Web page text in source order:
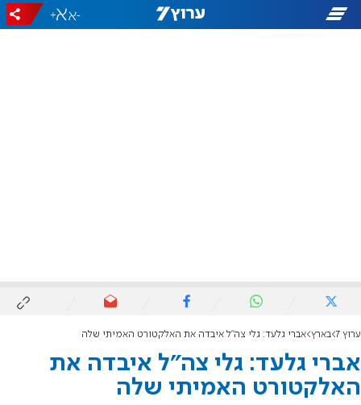
-
+
ערוץ 7 בארץ אברי גלעד: גלי צה"ל איבדה את האלקטורט האמיתי שלה
אברי גלעד: גלי צה"ל איבדה את
האלקטורט האמיתי שלה